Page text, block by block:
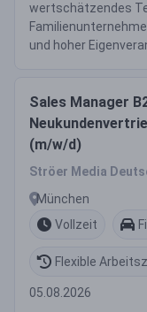
wertschätzendes
und hoher
Sales Manager
(m/w/d)
Ströer Media
München
Vollzeit
Flexible
05.08.2026